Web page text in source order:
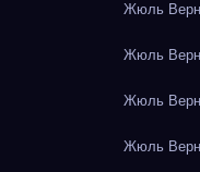
Жюль
Жюль
Жюль
Жюль